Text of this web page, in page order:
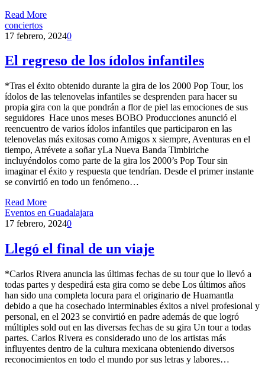
Read More
conciertos
17 febrero, 20240
El regreso de los ídolos infantiles
*Tras el éxito obtenido durante la gira de los 2000 Pop Tour, los
ídolos de las telenovelas infantiles se desprenden para hacer su
propia gira con la que pondrán a flor de piel las emociones de sus
seguidores Hace unos meses BOBO Producciones anunció el
reencuentro de varios ídolos infantiles que participaron en las
telenovelas más exitosas como Amigos x siempre, Aventuras en el
tiempo, Atrévete a soñar yLa Nueva Banda Timbiriche
incluyéndolos como parte de la gira los 2000’s Pop Tour sin
imaginar el éxito y respuesta que tendrían. Desde el primer instante
se convirtió en todo un fenómeno…
Read More
Eventos en Guadalajara
17 febrero, 20240
Llegó el final de un viaje
*Carlos Rivera anuncia las últimas fechas de su tour que lo llevó a
todas partes y despedirá esta gira como se debe Los últimos años
han sido una completa locura para el originario de Huamantla
debido a que ha cosechado interminables éxitos a nivel profesional y
personal, en el 2023 se convirtió en padre además de que logró
múltiples sold out en las diversas fechas de su gira Un tour a todas
partes. Carlos Rivera es considerado uno de los artistas más
influyentes dentro de la cultura mexicana obteniendo diversos
reconocimientos en todo el mundo por sus letras y labores…